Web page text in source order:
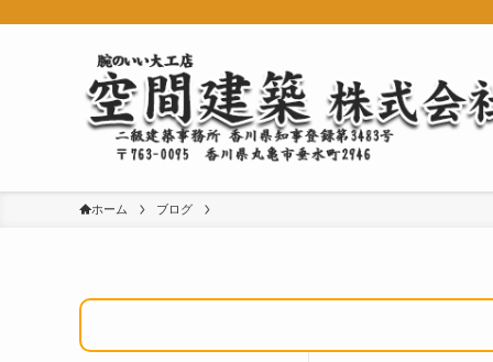
ホーム ブログ